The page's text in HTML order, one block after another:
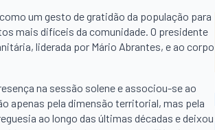
um gesto de gratidão da população para
mais difíceis da comunidade. O presidente
liderada por Mário Abrantes, e ao corpo
na sessão solene e associou-se ao
apenas pela dimensão territorial, mas pela
ao longo das últimas décadas e deixou